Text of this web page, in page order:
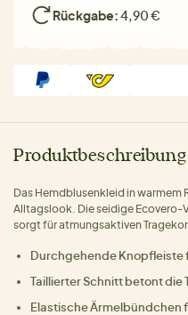
Rückgabe:4,90 €
Produktbeschreibung
Das Hemdblusenkleid in
Alltagslook. Die seidige Ecovero-
sorgt für atmungsaktiven
Durchgehende Knopfleiste
Taillierter Schnitt betont die
Elastische